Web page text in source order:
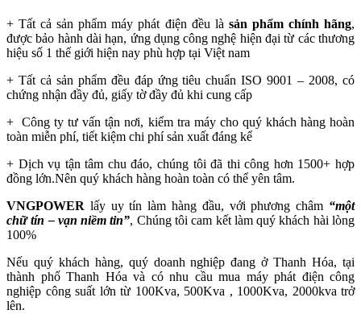
+ Tất cả sản phẩm máy phát điện đều là sản phẩm chính hãng,
được bảo hành dài hạn, ứng dụng công nghệ hiện đại từ các thương
hiệu số 1 thế giới hiện nay phù hợp tại Việt nam
+ Tất cả sản phẩm đều đáp ứng tiêu chuẩn ISO 9001 – 2008, có
chứng nhận đầy đủ, giấy tờ đầy đủ khi cung cấp
+ Công ty tư vấn tận nơi, kiểm tra máy cho quý khách hàng hoàn
toàn miễn phí, tiết kiệm chi phí sản xuất đáng kể
+ Dịch vụ tận tâm chu đáo, chúng tôi đã thi công hơn 1500+ hợp
đồng lớn.Nên quý khách hàng hoàn toàn có thể yên tâm.
VNGPOWER lấy uy tín làm hàng đầu, với phương châm “một
chữ tín – vạn niềm tin”, Chúng tôi cam kết làm quý khách hài lòng
100%
Nếu quý khách hàng, quý doanh nghiệp đang ở Thanh Hóa, tại
thành phố Thanh Hóa và có nhu cầu mua máy phát điện công
nghiệp công suất lớn từ 100Kva, 500Kva , 1000Kva, 2000kva trở
lên.